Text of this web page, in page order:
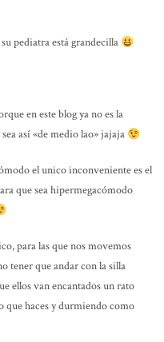
pediatra está grandecilla
en este blog ya no es la
así «de medio lao» jajaja
el unico inconveniente es el
que sea hipermegacómodo
para las que nos movemos
tener que andar con la silla
ellos van encantados un rato
haces y durmiendo como